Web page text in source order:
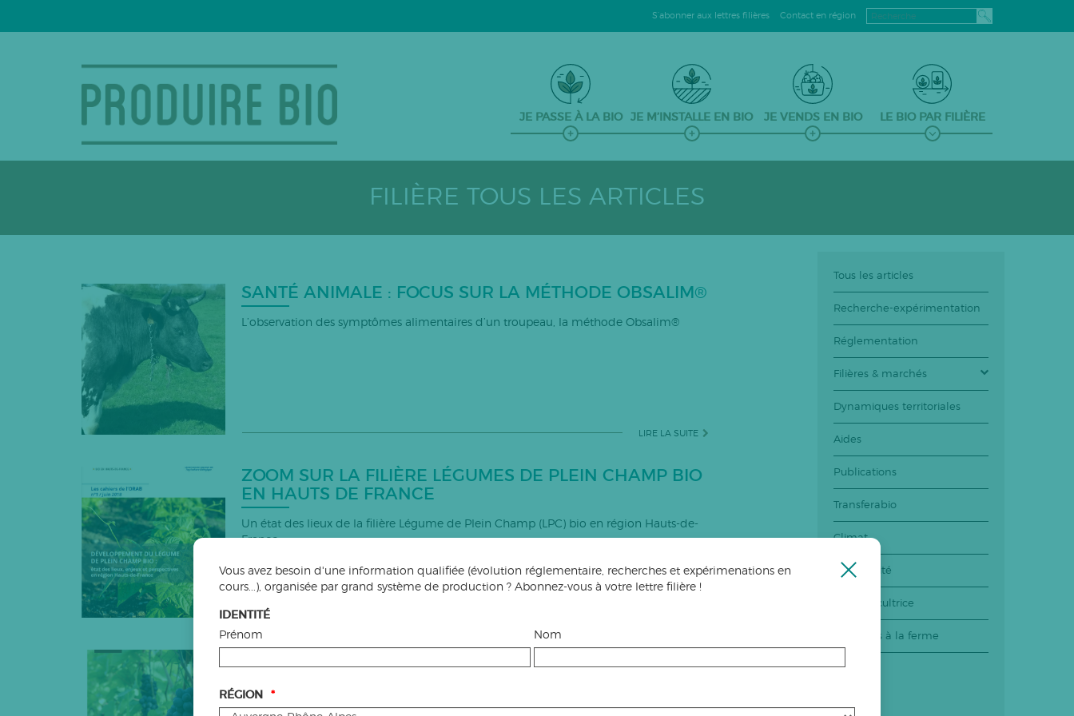
S’abonner aux lettres filières Contact en région
JE PASSE À LA BIO JE M’INSTALLE EN BIO JE VENDS EN BIO LE BIO PAR FILIÈRE
FILIÈRE TOUS LES ARTICLES
SANTÉ ANIMALE : FOCUS SUR LA MÉTHODE OBSALIM®
L’observation des symptômes alimentaires d’un troupeau, la méthode Obsalim®
LIRE LA SUITE
ZOOM SUR LA FILIÈRE LÉGUMES DE PLEIN CHAMP BIO
EN HAUTS DE FRANCE
Un état des lieux de la filière Légume de Plein Champ (LPC) bio en région Hauts-de-
France
En 2035, tous les plants utilisés en viticulture biologique devront être certifiés bio. La
Tous les articles
Recherche-expérimentation
Réglementation
Filières & marchés
Dynamiques territoriales
Aides
Publications
Transferabio
Climat
Biodiversité
Etre agricultrice
Pratiques à la ferme
Vous avez besoin d'une information qualifiée (évolution réglementaire, recherches et expérimenations en
cours...), organisée par grand système de production ? Abonnez-vous à votre lettre filière !
Fermer
fenêtre
IDENTITÉ
Prénom
Nom
RÉGION *